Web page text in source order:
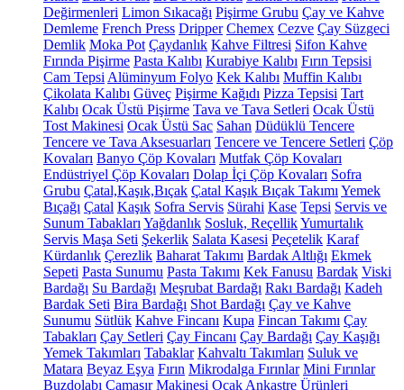
Değirmenleri Limon Sıkacağı Pişirme Grubu Çay ve Kahve
Demleme French Press Dripper Chemex Cezve Çay Süzgeci
Demlik Moka Pot Çaydanlık Kahve Filtresi Sifon Kahve
Fırında Pişirme Pasta Kalıbı Kurabiye Kalıbı Fırın Tepsisi
Cam Tepsi Alüminyum Folyo Kek Kalıbı Muffin Kalıbı
Çikolata Kalıbı Güveç Pişirme Kağıdı Pizza Tepsisi Tart
Kalıbı Ocak Üstü Pişirme Tava ve Tava Setleri Ocak Üstü
Tost Makinesi Ocak Üstü Sac Sahan Düdüklü Tencere
Tencere ve Tava Aksesuarları Tencere ve Tencere Setleri Çöp
Kovaları Banyo Çöp Kovaları Mutfak Çöp Kovaları
Endüstriyel Çöp Kovaları Dolap İçi Çöp Kovaları Sofra
Grubu Çatal,Kaşık,Bıçak Çatal Kaşık Bıçak Takımı Yemek
Bıçağı Çatal Kaşık Sofra Servis Sürahi Kase Tepsi Servis ve
Sunum Tabakları Yağdanlık Sosluk, ReçellikYumurtalık
Servis Maşa Seti Şekerlik Salata Kasesi Peçetelik Karaf
Kürdanlık Çerezlik Baharat Takımı Bardak Altlığı Ekmek
Sepeti Pasta Sunumu Pasta Takımı Kek Fanusu Bardak Viski
Bardağı Su Bardağı Meşrubat Bardağı Rakı Bardağı Kadeh
Bardak Seti Bira Bardağı Shot Bardağı Çay ve Kahve
Sunumu Sütlük Kahve Fincanı Kupa Fincan Takımı Çay
Tabakları Çay Setleri Çay Fincanı Çay Bardağı Çay Kaşığı
Yemek Takımları Tabaklar Kahvaltı Takımları Suluk ve
Matara Beyaz Eşya Fırın Mikrodalga Fırınlar Mini Fırınlar
Buzdolabı Çamaşır Makinesi Ocak Ankastre Ürünleri